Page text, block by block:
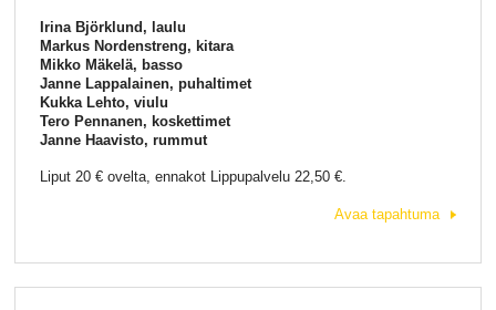
Irina Björklund, laulu
Markus Nordenstreng, kitara
Mikko Mäkelä, basso
Janne Lappalainen, puhaltimet
Kukka Lehto, viulu
Tero Pennanen, koskettimet
Janne Haavisto, rummut
Liput 20 € ovelta, ennakot Lippupalvelu 22,50 €.
Avaa tapahtuma